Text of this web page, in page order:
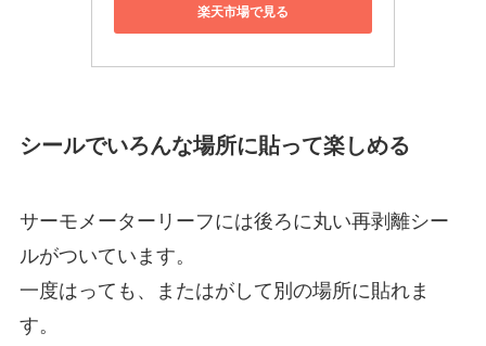
楽天市場で見る
シールでいろんな場所に貼って楽しめる
サーモメーターリーフには後ろに丸い再剥離シー
ルがついています。
一度はっても、またはがして別の場所に貼れま
す。